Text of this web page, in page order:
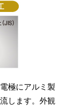
極にアルミ製
します。外観